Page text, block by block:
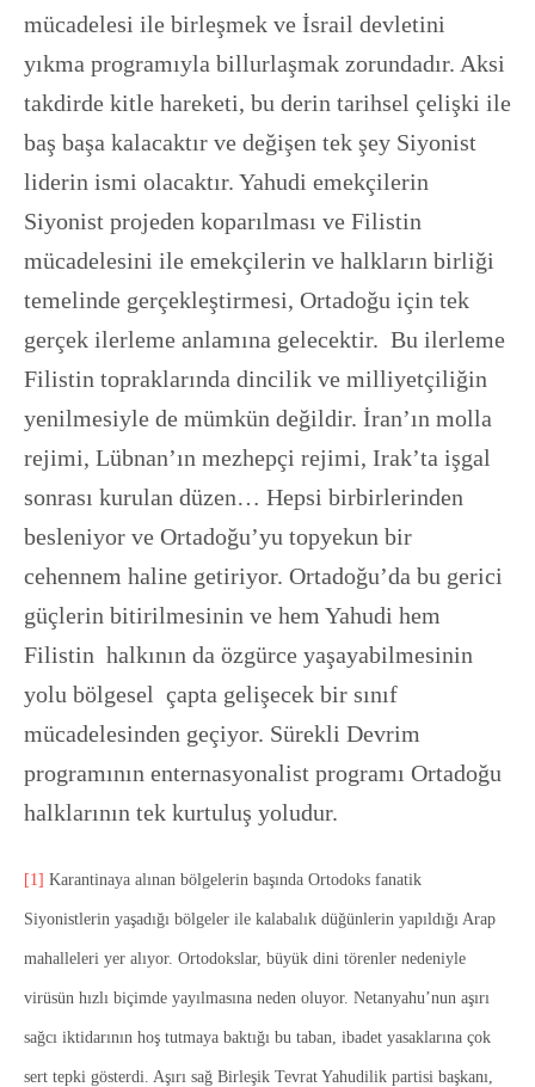
mücadelesi ile birleşmek ve İsrail devletini
yıkma programıyla billurlaşmak zorundadır. Aksi
takdirde kitle hareketi, bu derin tarihsel çelişki ile
baş başa kalacaktır ve değişen tek şey Siyonist
liderin ismi olacaktır. Yahudi emekçilerin
Siyonist projeden koparılması ve Filistin
mücadelesini ile emekçilerin ve halkların birliği
temelinde gerçekleştirmesi, Ortadoğu için tek
gerçek ilerleme anlamına gelecektir. Bu ilerleme
Filistin topraklarında dincilik ve milliyetçiliğin
yenilmesiyle de mümkün değildir. İran’ın molla
rejimi, Lübnan’ın mezhepçi rejimi, Irak’ta işgal
sonrası kurulan düzen… Hepsi birbirlerinden
besleniyor ve Ortadoğu’yu topyekun bir
cehennem haline getiriyor. Ortadoğu’da bu gerici
güçlerin bitirilmesinin ve hem Yahudi hem
Filistin halkının da özgürce yaşayabilmesinin
yolu bölgesel çapta gelişecek bir sınıf
mücadelesinden geçiyor. Sürekli Devrim
programının enternasyonalist programı Ortadoğu
halklarının tek kurtuluş yoludur.
[1] Karantinaya alınan bölgelerin başında Ortodoks fanatik
Siyonistlerin yaşadığı bölgeler ile kalabalık düğünlerin yapıldığı Arap
mahalleleri yer alıyor. Ortodokslar, büyük dini törenler nedeniyle
virüsün hızlı biçimde yayılmasına neden oluyor. Netanyahu’nun aşırı
sağcı iktidarının hoş tutmaya baktığı bu taban, ibadet yasaklarına çok
sert tepki gösterdi. Aşırı sağ Birleşik Tevrat Yahudilik partisi başkanı,